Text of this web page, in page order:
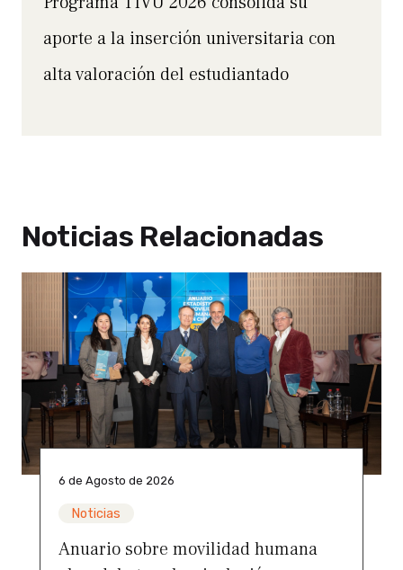
aporte a la inserción universitaria con
alta valoración del estudiantado
Noticias Relacionadas
6 de Agosto de 2026
Noticias
Anuario sobre movilidad humana